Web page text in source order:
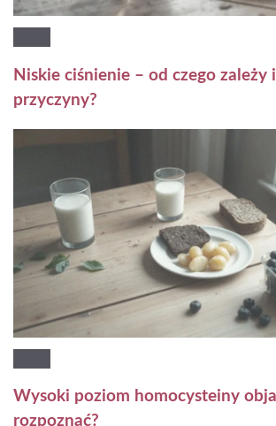
Niskie ciśnienie – od czego zależy
przyczyny?
Wysoki poziom homocysteiny
rozpoznać?